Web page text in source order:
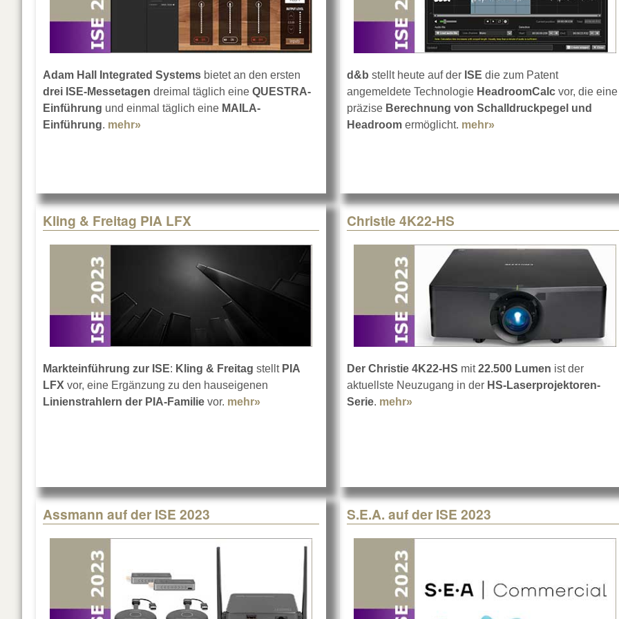
Adam Hall Integrated Systems bietet an den ersten
drei ISE-Messetagen dreimal täglich eine QUESTRA-
Einführung und einmal täglich eine MAILA-
Einführung. mehr» about QUESTRA®- und MAILA-Einführungen
d&b stellt heute auf der ISE die zum Patent
angemeldete Technologie HeadroomCalc vor, die eine
präzise Berechnung von Schalldruckpegel und
Headroom ermöglicht. mehr»
Kling & Freitag PIA LFX
Markteinführung zur ISE: Kling & Freitag stellt PIA
LFX vor, eine Ergänzung zu den hauseigenen
Linienstrahlern der PIA-Familie vor. mehr» about Kling & Freitag PIA LFX
Christie 4K22-HS
Der Christie 4K22-HS mit22.500 Lumen ist der
aktuellste Neuzugang in der HS-Laserprojektoren-
Serie. mehr»
Assmann auf der ISE 2023 S.E.A. auf der ISE 2023